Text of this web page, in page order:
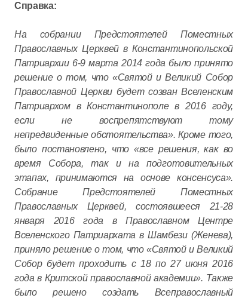
Справка:
На собрании Предстоятелей Поместных
Православных Церквей в Константинопольской
Патриархии 6-9 марта 2014 года было принято
решение о том, что «Святой и Великий Собор
Православной Церкви будет созван Вселенским
Патриархом в Константинополе в 2016 году,
если не воспрепятствуют тому
непредвиденные обстоятельства». Кроме того,
было постановлено, что «все решения, как во
время Собора, так и на подготовительных
этапах, принимаются на основе консенсуса».
Собрание Предстоятелей Поместных
Православных Церквей, состоявшееся 21-28
января 2016 года в Православном Центре
Вселенского Патриархата в Шамбези (Женева),
приняло решение о том, что «Святой и Великий
Собор будет проходить с 18 по 27 июня 2016
года в Критской православной академии». Также
было решено создать Всеправославный